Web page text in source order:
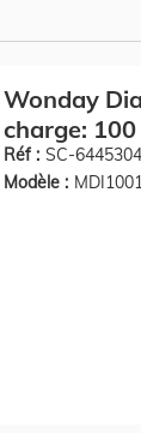
Wonday
charge:
Réf : SC-
Modèle :